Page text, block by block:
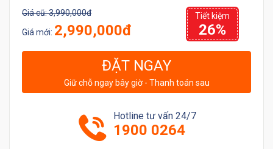
Giá cũ:3,990,000đ
Giá mới: 2,990,000đ
Tiết kiệm
26%
ĐẶT NGAY
Giữ chỗ ngay bây giờ - Thanh toán sau
Hotline tư vấn 24/7
1900 0264